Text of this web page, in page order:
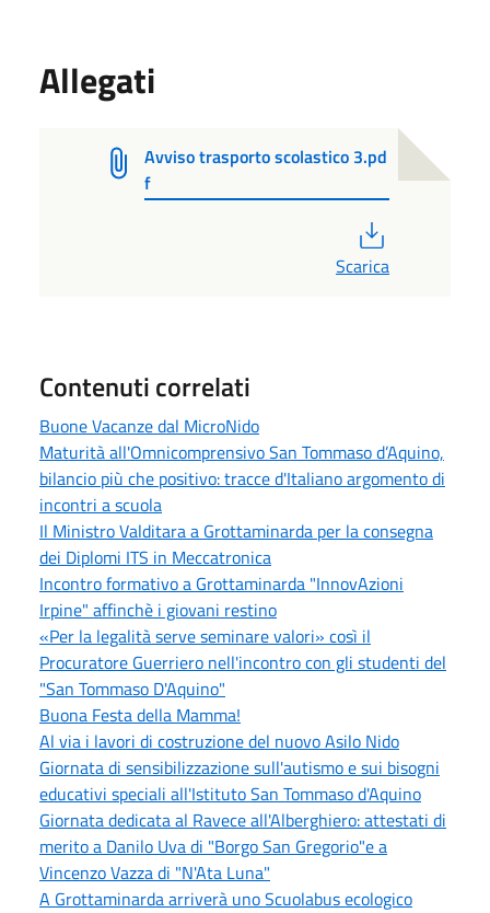
Allegati
Avviso trasporto scolastico 3.pd
f
Scarica
Contenuti correlati
Buone Vacanze dal MicroNido
Maturità all'Omnicomprensivo San Tommaso d’Aquino,
bilancio più che positivo: tracce d'Italiano argomento di
incontri a scuola
Il Ministro Valditara a Grottaminarda per la consegna
dei Diplomi ITS in Meccatronica
Incontro formativo a Grottaminarda "InnovAzioni
Irpine" affinchè i giovani restino
«Per la legalità serve seminare valori» così il
Procuratore Guerriero nell'incontro con gli studenti del
"San Tommaso D'Aquino"
Buona Festa della Mamma!
Al via i lavori di costruzione del nuovo Asilo Nido
Giornata di sensibilizzazione sull'autismo e sui bisogni
educativi speciali all'Istituto San Tommaso d'Aquino
Giornata dedicata al Ravece all'Alberghiero: attestati di
merito a Danilo Uva di "Borgo San Gregorio"e a
Vincenzo Vazza di "N'Ata Luna"
A Grottaminarda arriverà uno Scuolabus ecologico